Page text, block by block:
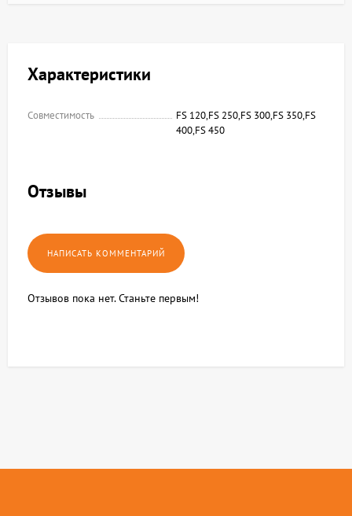
Характеристики
Совместимость
FS 120,FS 250,FS 300,FS 350,FS
400,FS 450
Отзывы
Отзывов пока нет. Станьте первым!